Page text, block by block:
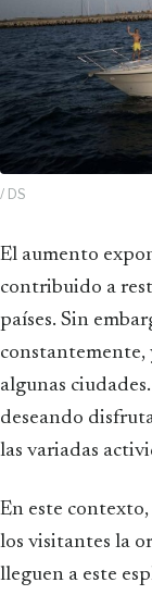
/ DS
El aumento exponencial del turismo pospandemia ha
contribuido a
países. Sin
constantemente,
algunas
deseando
las variadas
En este contexto,
los visitantes la
lleguen a este